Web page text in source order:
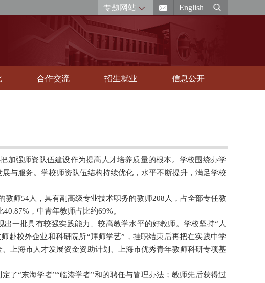
专题网站 English
合作交流 招生就业 信息公开
强师资队伍建设作为提高人才培养质量的根本。学校围绕办学
与服务。学校师资队伍结构持续优化，水平不断提升，满足学校
师54人，具有副高级专业技术职务的教师208人，占全部专任教
，中青年教师占比约69%。
一批具有较强实践能力、较高教学水平的好教师。学校坚持“人
赴校外企业和科研院所“拜师学艺”，挂职结束后再把在实践中学
上海市人才发展资金资助计划、上海市优秀青年教师科研专项基
了“东海学者”“临港学者”和的聘任与管理办法；教师先后获得过